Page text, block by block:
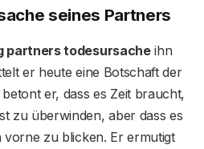
seines Partners
partners todesursacheihn
er heute eine Botschaft der
er, dass es Zeit braucht,
zu überwinden, aber dass es
vorne zu blicken. Er ermutigt